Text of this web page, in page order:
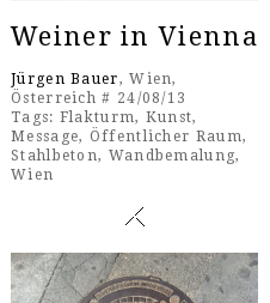
Weiner in Vienna
Jürgen Bauer, Wien,
Österreich # 24/08/13
Tags: Flakturm, Kunst,
Message, Öffentlicher Raum,
Stahlbeton, Wandbemalung,
Wien